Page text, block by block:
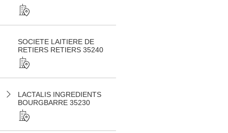
SOCIETE LAITIERE DE
RETIERS RETIERS 35240
LACTALIS INGREDIENTS
BOURGBARRE 35230